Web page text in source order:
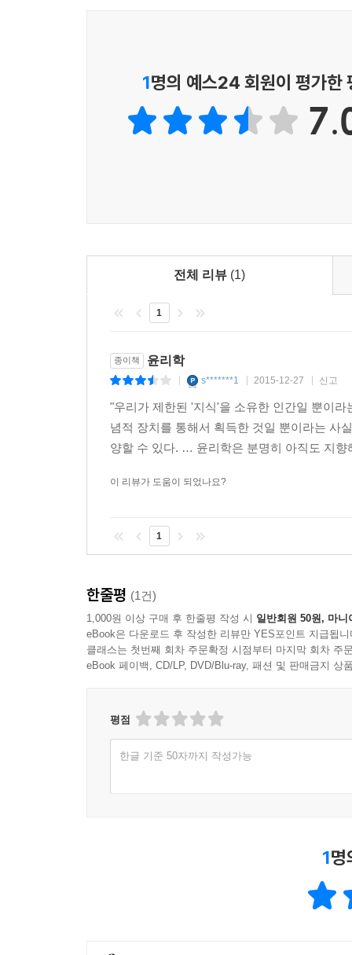
1명의 예스24 회원이 평가한
전체 리뷰 (1)
1
종이책 윤리학
s*******1 2015-12-27 신고
"우리가 제한된 '지식'을 소유한 인간일 뿐이
념적 장치를 통해서 획득한 것일 뿐이라는 사
양할 수 있다. … 윤리학은 분명히 아직도 지
이 리뷰가 도움이 되었나요?
1
한줄평 (1건)
1,000원 이상 구매 후 한줄평 작성 시 일반회원 50원, 마니
eBook은 다운로드 후 작성한 리뷰만 YES포인트 지급됩니
클래스는 첫번째 회차 주문확정 시점부터 마지막 회차 주
eBook 페이백, CD/LP, DVD/Blu-ray, 패션 및 판매금지 상
평점
한글 기준 50자까지 작성가능
1명